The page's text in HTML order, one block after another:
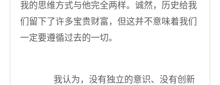
我的思维方式与他完全两样。诚然，历史给我
们留下了许多宝贵财富，但这并不意味着我们
一定要遵循过去的一切。
我认为，没有独立的意识、没有创新